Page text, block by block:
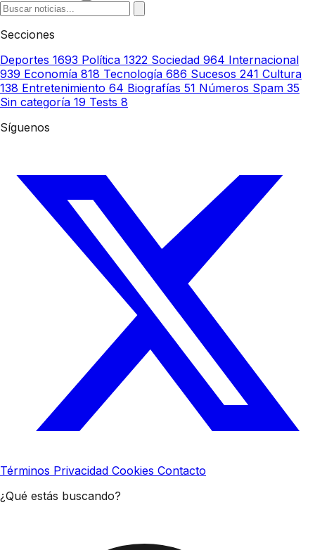
Secciones
Deportes 1693 Política 1322 Sociedad 964 Internacional
939 Economía 818 Tecnología 686 Sucesos 241 Cultura
138 Entretenimiento 64 Biografías 51 Números Spam 35
Sin categoría 19 Tests 8
Síguenos
Términos Privacidad Cookies Contacto
¿Qué estás buscando?